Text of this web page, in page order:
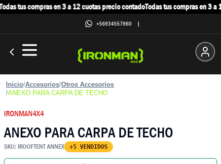
tus compras en 3 a 12 cuotas precio contadoTodas tus compras en 3 a
+56934557960 |
Inicio/Accesorios/Otros Accesorios
/ANEXO PARA CARPA DE TECHO
IRONMAN4X4
ANEXO PARA CARPA DE TECHO
SKU: IROOFTENT ANNEX +5 VENDIDOS